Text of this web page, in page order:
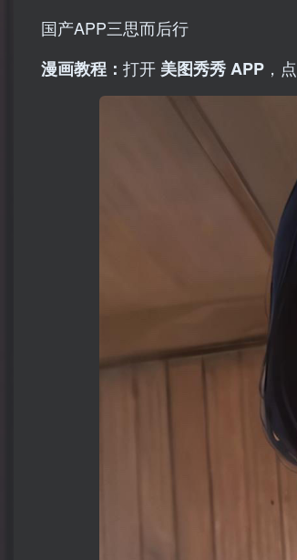
国产APP三思而后行
漫画教程： 打开 美图秀秀 APP ，点